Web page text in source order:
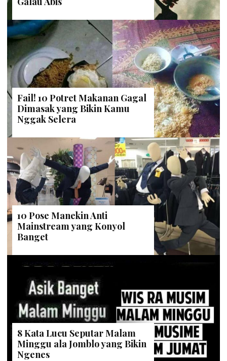
Fail! 10 Potret Makanan Gagal
Dimasak yang Bikin Kamu
Nggak Selera
10 Pose Manekin Anti
Mainstream yang Konyol
Banget
8 Kata Lucu Seputar Malam
Minggu ala Jomblo yang Bikin
Ngenes